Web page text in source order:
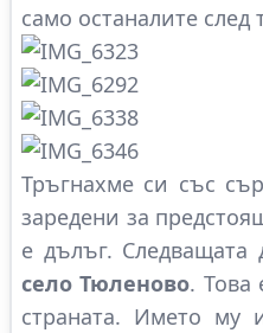
само останалите след
Тръгнахме си със
заредени за
е дълъг.
село Тюленово. Това
страната. Името му